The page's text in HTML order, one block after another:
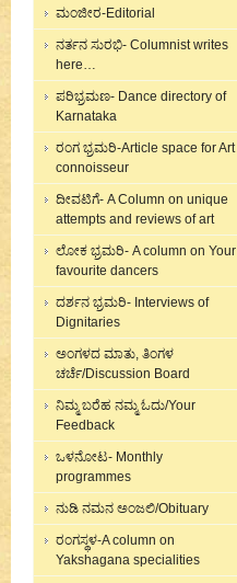
ಮಂಜೀರ-Editorial
ನರ್ತನ ಸುರಭಿ- Columnist writes
here…
ಪರಿಭ್ರಮಣ- Dance directory of
Karnataka
ರಂಗ ಭ್ರಮರಿ-Article space for Art
connoisseur
ದೀವಟಿಗೆ- A Column on unique
attempts and reviews of art
ಲೋಕ ಭ್ರಮರಿ- A column on Your
favourite dancers
ದರ್ಶನ ಭ್ರಮರಿ- Interviews of
Dignitaries
ಅಂಗಳದ ಮಾತು, ತಿಂಗಳ
ಚರ್ಚೆ/Discussion Board
ನಿಮ್ಮ ಬರೆಹ ನಮ್ಮ ಓದು/Your
Feedback
ಒಳನೋಟ- Monthly
programmes
ನುಡಿ ನಮನ ಅಂಜಲಿ/Obituary
ರಂಗಸ್ಥಳ-A column on
Yakshagana specialities